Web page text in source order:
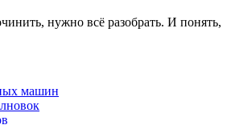
нужно всё разобрать. И понять,
машин